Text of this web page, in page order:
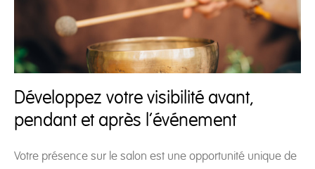
Développez votre visibilité avant,
pendant et après l’événement
Votre présence sur le salon est une opportunité unique de